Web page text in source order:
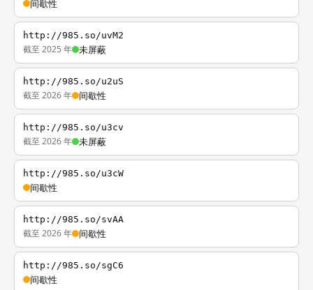
间歇性
http://985.so/uvM2
截至 2025 年 未屏蔽
http://985.so/u2uS
截至 2026 年 间歇性
http://985.so/u3cv
截至 2026 年 未屏蔽
http://985.so/u3cW
间歇性
http://985.so/svAA
截至 2026 年 间歇性
http://985.so/sgC6
间歇性